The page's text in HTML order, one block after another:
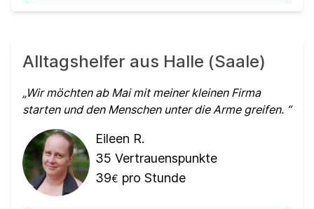
Alltagshelfer aus Halle (Saale)
Wir möchten ab Mai mit meiner kleinen Firma
starten und den Menschen unter die Arme greifen.
Eileen R.
35 Vertrauenspunkte
39€ pro Stunde